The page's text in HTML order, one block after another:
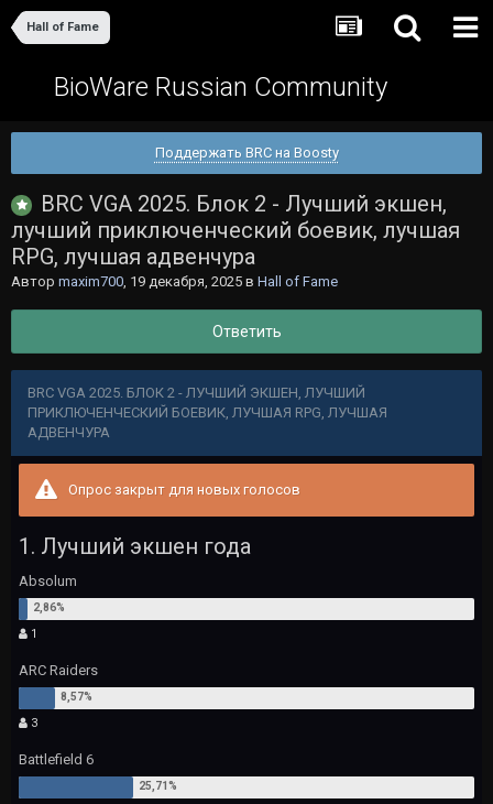
Hall of Fame
BioWare Russian Community
Поддержать BRC на Boosty
BRC VGA 2025. Блок 2 - Лучший экшен,
лучший приключенческий боевик, лучшая
RPG, лучшая адвенчура
Автор maxim700, 19 декабря, 2025 в Hall of Fame
Ответить
BRC VGA 2025. БЛОК 2 - ЛУЧШИЙ ЭКШЕН, ЛУЧШИЙ
ПРИКЛЮЧЕНЧЕСКИЙ БОЕВИК, ЛУЧШАЯ RPG, ЛУЧШАЯ
АДВЕНЧУРА
Опрос закрыт для новых голосов
1. Лучший экшен года
Absolum
1
ARC Raiders
3
Battlefield 6